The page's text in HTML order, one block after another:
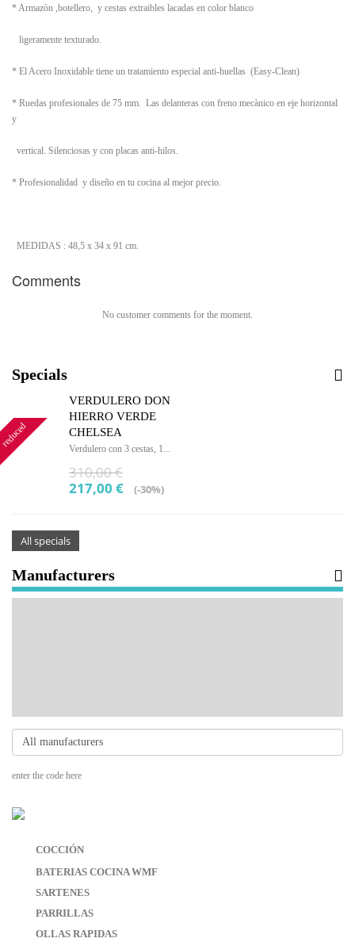
* Armazòn ,botellero, y cestas extraibles lacadas en color blanco
ligeramente texturado.
* El Acero Inoxidable tiene un tratamiento especial anti-huellas (Easy-Clean)
* Ruedas profesionales de 75 mm. Las delanteras con freno mecànico en eje horizontal
y
vertical. Silenciosas y con placas anti-hilos.
* Profesionalidad y diseño en tu cocina al mejor precio.
MEDIDAS : 48,5 x 34 x 91 cm.
Comments
No customer comments for the moment.
Specials
VERDULERO DON
HIERRO VERDE
CHELSEA
Verdulero con 3 cestas, 1...
310,00 €
217,00 €
(-30%)
All specials
Manufacturers
enter the code here
COCCIÓN
BATERIAS COCINA WMF
SARTENES
PARRILLAS
OLLAS RAPIDAS